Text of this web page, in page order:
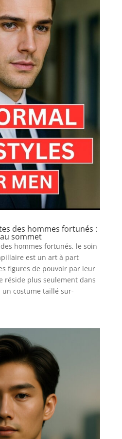
des hommes fortunés :
sommet
hommes fortunés, le soin
est un art à part
figures de pouvoir par leur
réside plus seulement dans
costume taillé sur-